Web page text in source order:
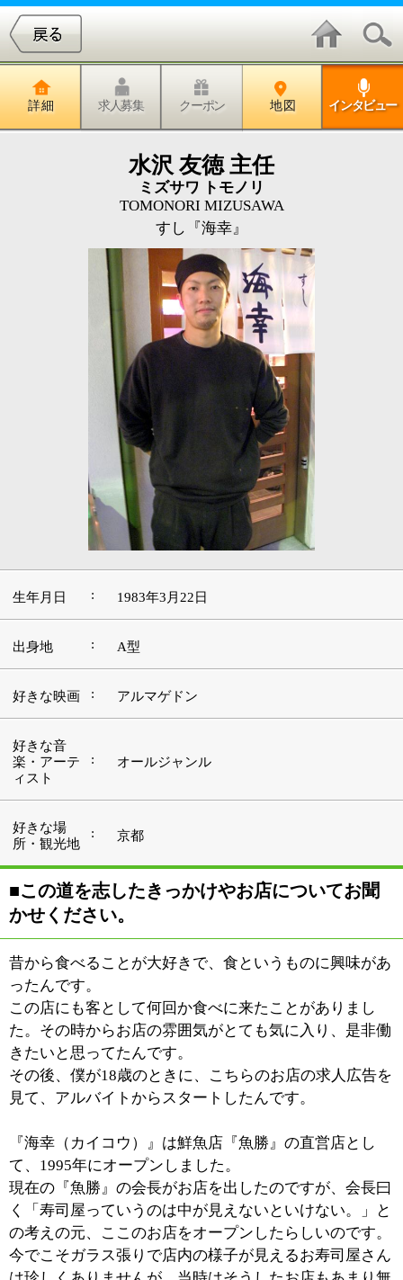
水沢 友徳 主任
ミズサワ トモノリ
すし『海幸』
1983年3月22日
アルマゲドン
オールジャンル
好きな場
所・観光地
京都
かせください。
昔から食べることが大好きで、食というものに興味があ
ったんです。
この店にも客として何回か食べに来たことがありまし
きたいと思ってたんです。
その後、僕が18歳のときに、こちらのお店の求人広告を
見て、アルバイトからスタートしたんです。
て、1995年にオープンしました。
現在の『魚勝』の会長がお店を出したのですが、会長曰
く「寿司屋っていうのは中が見えないといけない。」と
の考えの元、ここのお店をオープンしたらしいのです。
今でこそガラス張りで店内の様子が見えるお寿司屋さん
は珍しくありませんが、当時はそうしたお店もあまり無
かったそうです。
見てもらいたい。それで窓を思いっきり広くとった造り
にしたと聞いています。建築屋さんには「窓ばっかりで
これじゃぶっ潰れますよ」と文句を言われたそうです
が、いいからやっちゃえって（笑）。
ガラス張りにしたおかげで、外から店内の様子を見るこ
とが出来るようになりました。お客さんに安心して利用
いただければという会長の思いがそこにあったんだと思
います。
■こだわりのメニューについてお聞かせくださ
い。
当店は他のお寿司屋さんではなかなか味わえないような